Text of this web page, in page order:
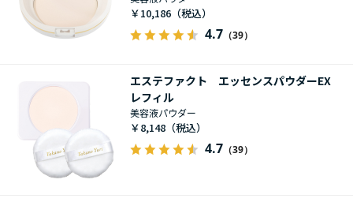
￥10,186
4.7 （39）
エステファクト エッセンスパウダーEX
レフィル
美容液パウダー
￥8,148
4.7 （39）